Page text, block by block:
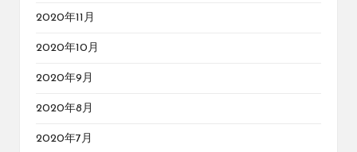
2020年11月
2020年10月
2020年9月
2020年8月
2020年7月